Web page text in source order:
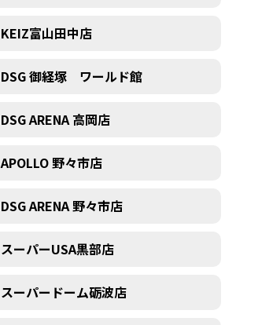
KEIZ富山田中店
DSG 御経塚 ワールド館
DSG ARENA 高岡店
APOLLO 野々市店
DSG ARENA 野々市店
スーパーUSA黒部店
スーパードーム砺波店